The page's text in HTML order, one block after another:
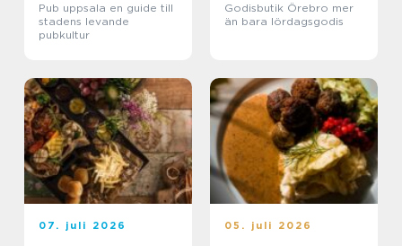
Pub uppsala en guide till
stadens levande
pubkultur
Godisbutik Örebro mer
än bara lördagsgodis
07. juli 2026 05. juli 2026